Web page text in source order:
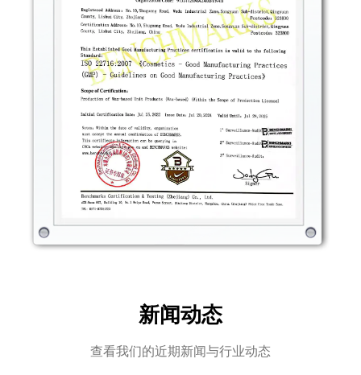
新闻动态
查看我们的近期新闻与行业动态